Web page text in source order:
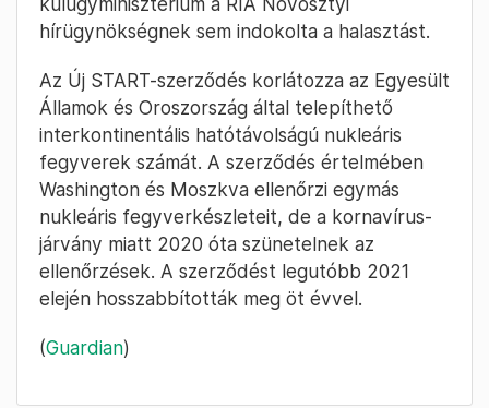
hírügynökségnek sem indokolta a halasztást.
Az Új START-szerződés korlátozza az Egyesült
Államok és Oroszország által telepíthető
interkontinentális hatótávolságú nukleáris
fegyverek számát. A szerződés értelmében
Washington és Moszkva ellenőrzi egymás
nukleáris fegyverkészleteit, de a kornavírus-
járvány miatt 2020 óta szünetelnek az
ellenőrzések. A szerződést legutóbb 2021
elején hosszabbították meg öt évvel.
(Guardian)